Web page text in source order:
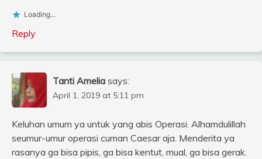
Loading...
Reply
Tanti Amelia says:
April 1, 2019 at 5:11 pm
Keluhan umum ya untuk yang abis Operasi. Alhamdulillah
seumur-umur operasi cuman Caesar aja. Menderita ya
rasanya ga bisa pipis, ga bisa kentut, mual, ga bisa gerak.